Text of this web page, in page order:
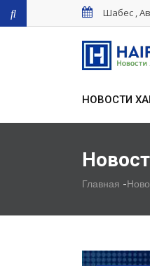
Шабес ,
НОВОСТИ
Главная -